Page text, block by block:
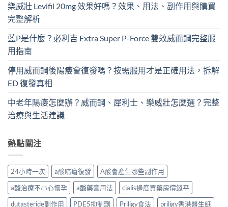
樂威壯 Levifil 20mg 效果好嗎？效果、用法、副作用與購買
完整解析
藍P是什麼？必利吉 Extra Super P-Force​ 雙效威而鋼完整服
用指南
停用威而鋼後陽痿會復發嗎？按需服用才是正確用法，拆解
ED 復發真相
中老年陽痿怎麼辦？威而鋼、犀利士、樂威壯怎麼選？完整
治療與生活建議
熱點關注
24小時一次 a酸暗瘡復發
A酸會產生哪些副作用
a酸治療不小心懷孕
a酸藥膏用法
cialis邊度買藥房價錢平
dutasteride副作用
PDE5抑制劑 Priligy食法
priligy香港醫生紙